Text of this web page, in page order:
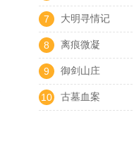
7 大明寻情记
8 离痕微凝
9 御剑山庄
10 古墓血案